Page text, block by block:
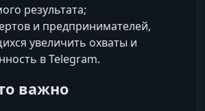
результата;
и предпринимателей,
увеличить охваты и
в Telegram.
важно